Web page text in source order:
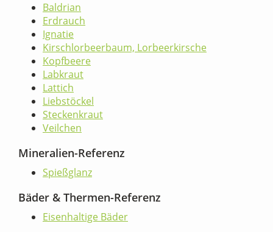
Baldrian
Erdrauch
Ignatie
Kirschlorbeerbaum, Lorbeerkirsche
Kopfbeere
Labkraut
Lattich
Liebstöckel
Steckenkraut
Veilchen
Mineralien-Referenz
Spießglanz
Bäder & Thermen-Referenz
Eisenhaltige Bäder